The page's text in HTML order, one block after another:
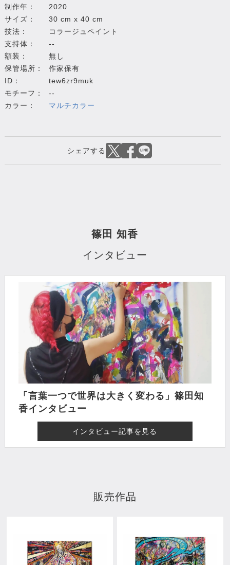
制作年：
2020
サイズ：
30 cm x 40 cm
技法：
コラージュペイント
支持体：
--
額装：
無し
保管場所：
作家保有
ID：
tew6zr9muk
モチーフ：
--
カラー：
マルチカラー
篠田 知香
インタビュー
「言葉一つで世界は大きく変わる」篠田知
香インタビュー
インタビュー記事を見る
販売作品